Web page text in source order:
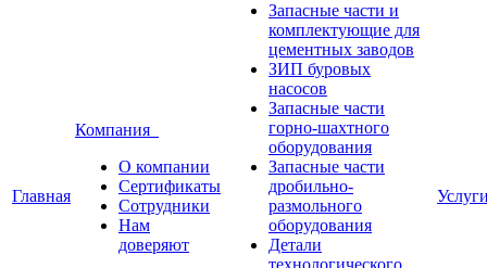
Главная
Компания
О компании
Сертификаты
Сотрудники
Нам
доверяют
Запасные части и
комплектующие для
цементных заводов
ЗИП буровых
насосов
Запасные части
горно-шахтного
оборудования
Запасные части
дробильно-
размольного
оборудования
Детали
технологического